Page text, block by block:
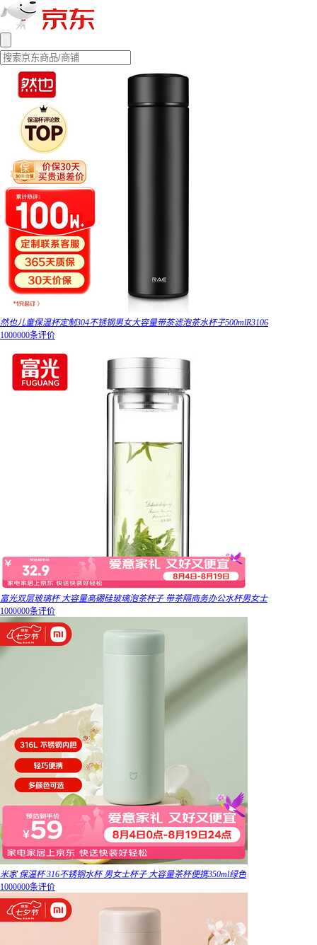
然也儿童保温杯定制304不锈钢男女大容量带茶滤泡茶水杯子500mlR3106
1000000条评价
富光双层玻璃杯 大容量高硼硅玻璃泡茶杯子 带茶隔商务办公水杯男女士
1000000条评价
米家 保温杯 316不锈钢水杯 男女士杯子 大容量茶杯便携350ml绿色
1000000条评价